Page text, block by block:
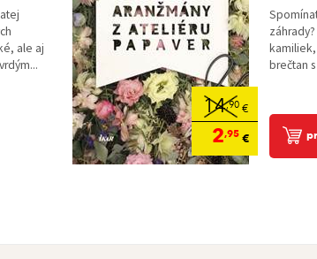
ale aj
14,90€
2,95€
brečtan